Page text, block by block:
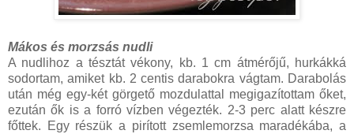
Mákos és morzsás nudli
A nudlihoz a tésztát vékony, kb. 1 cm átmérőjű, hurkákká
sodortam, amiket kb. 2 centis darabokra vágtam. Darabolás
után még egy-két görgető mozdulattal megigazítottam őket,
ezután ők is a forró vízben végezték. 2-3 perc alatt készre
főttek. Egy részük a pirított zsemlemorzsa maradékába, a